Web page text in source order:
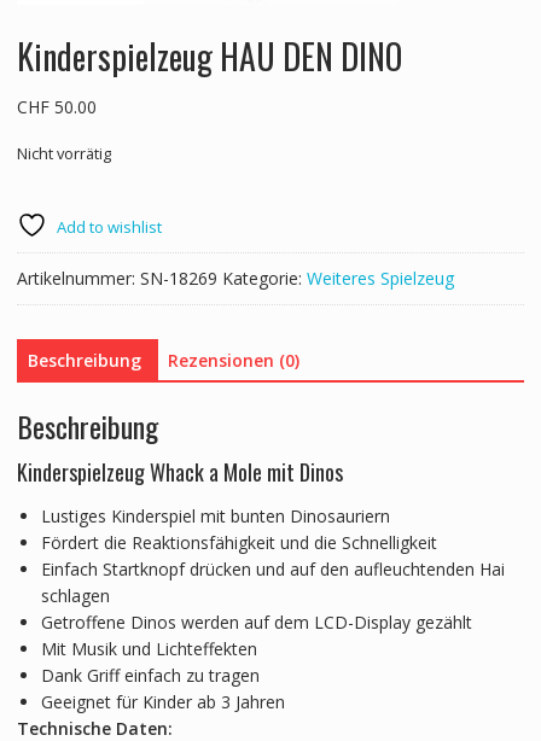
Kinderspielzeug HAU DEN DINO
CHF50.00
Nicht vorrätig
Add to wishlist
Artikelnummer: SN-18269 Kategorie: Weiteres Spielzeug
Beschreibung Rezensionen (0)
Beschreibung
Kinderspielzeug Whack a Mole mit Dinos
Lustiges Kinderspiel mit bunten Dinosauriern
Fördert die Reaktionsfähigkeit und die Schnelligkeit
Einfach Startknopf drücken und auf den aufleuchtenden Hai
schlagen
Getroffene Dinos werden auf dem LCD-Display gezählt
Mit Musik und Lichteffekten
Dank Griff einfach zu tragen
Geeignet für Kinder ab 3 Jahren
Technische Daten: